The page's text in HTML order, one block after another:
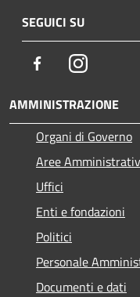
SEGUICI SU
FacebookInstagram
AMMINISTRAZIONE
Organi di Governo
Aree
Uffici
Enti e fondazioni
Politici
Personale
Documenti e dati